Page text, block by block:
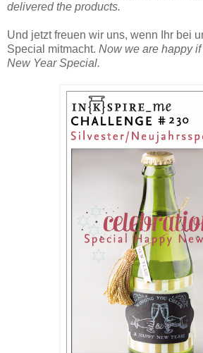
delivered the products.
Und jetzt freuen wir uns, wenn Ihr bei
Special mitmacht. Now we are happy
New Year Special.